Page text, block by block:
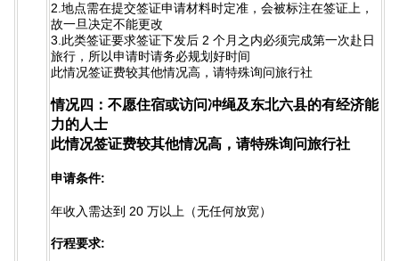
2.地点需在提交签证申请材料时定准，会被标注在签证上，
故一旦决定不能更改
3.此类签证要求签证下发后 2 个月之内必须完成第一次赴日
旅行，所以申请时请务必规划好时间
此情况签证费较其他情况高，请特殊询问旅行社
情况四：不愿住宿或访问冲绳及东北六县的有经济能
力的人士
此情况签证费较其他情况高，请特殊询问旅行社
申请条件:
年收入需达到 20 万以上（无任何放宽）
行程要求: